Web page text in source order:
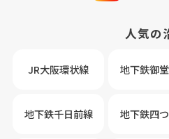
人気の
JR大阪環状線 地下鉄御
地下鉄千日前線 地下鉄四